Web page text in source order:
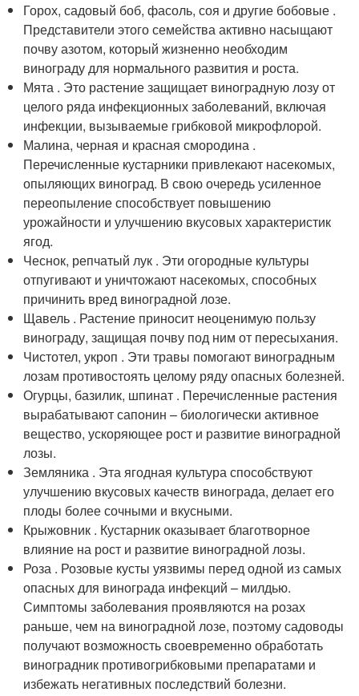
Горох, садовый боб, фасоль, соя и другие бобовые .
Представители этого семейства активно насыщают
почву азотом, который жизненно необходим
винограду для нормального развития и роста.
Мята . Это растение защищает виноградную лозу от
целого ряда инфекционных заболеваний, включая
инфекции, вызываемые грибковой микрофлорой.
Малина, черная и красная смородина .
Перечисленные кустарники привлекают насекомых,
опыляющих виноград. В свою очередь усиленное
переопыление способствует повышению
урожайности и улучшению вкусовых характеристик
ягод.
Чеснок, репчатый лук . Эти огородные культуры
отпугивают и уничтожают насекомых, способных
причинить вред виноградной лозе.
Щавель . Растение приносит неоценимую пользу
винограду, защищая почву под ним от пересыхания.
Чистотел, укроп . Эти травы помогают виноградным
лозам противостоять целому ряду опасных болезней.
Огурцы, базилик, шпинат . Перечисленные растения
вырабатывают сапонин – биологически активное
вещество, ускоряющее рост и развитие виноградной
лозы.
Земляника . Эта ягодная культура способствуют
улучшению вкусовых качеств винограда, делает его
плоды более сочными и вкусными.
Крыжовник . Кустарник оказывает благотворное
влияние на рост и развитие виноградной лозы.
Роза . Розовые кусты уязвимы перед одной из самых
опасных для винограда инфекций – милдью.
Симптомы заболевания проявляются на розах
раньше, чем на виноградной лозе, поэтому садоводы
получают возможность своевременно обработать
виноградник противогрибковыми препаратами и
избежать негативных последствий болезни.